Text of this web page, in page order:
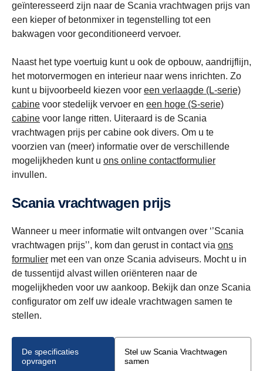
geïnteresseerd zijn naar de Scania vrachtwagen prijs van
een kieper of betonmixer in tegenstelling tot een
bakwagen voor geconditioneerd vervoer.
Naast het type voertuig kunt u ook de opbouw, aandrijflijn,
het motorvermogen en interieur naar wens inrichten. Zo
kunt u bijvoorbeeld kiezen voor een verlaagde (L-serie)
cabine voor stedelijk vervoer en een hoge (S-serie)
cabine voor lange ritten. Uiteraard is de Scania
vrachtwagen prijs per cabine ook divers. Om u te
voorzien van (meer) informatie over de verschillende
mogelijkheden kunt u ons online contactformulier
invullen.
Scania vrachtwagen prijs
Wanneer u meer informatie wilt ontvangen over ‘’Scania
vrachtwagen prijs’’, kom dan gerust in contact via ons
formulier met een van onze Scania adviseurs. Mocht u in
de tussentijd alvast willen oriënteren naar de
mogelijkheden voor uw aankoop. Bekijk dan onze Scania
configurator om zelf uw ideale vrachtwagen samen te
stellen.
De specificaties
opvragen
Stel uw Scania Vrachtwagen
samen